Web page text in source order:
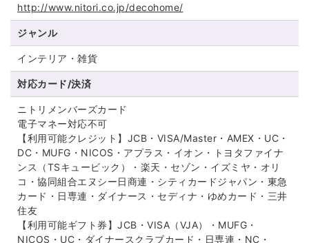
http://www.nitori.co.jp/decohome/
ジャンル
インテリア・雑貨
対応カード/決済
ニトリメンバーズカード
電子マネー対応不可
【利用可能クレジット】JCB・VISA/Master・AMEX・UC・
DC・MUFG・NICOS・アプラス・イオン・トヨタファイナ
ンス（TSキュービック）・楽天・セゾン・イズミヤ・オリ
コ・協同組合エヌシー日商連・シティカードジャパン・東急
カード・日専連・ダイナース・セディナ・ゆめカード・三井
住友
【利用可能ギフト券】JCB・VISA（VJA）・MUFG・
NICOS・UC・ダイナースクラブカード・日専連・NC・